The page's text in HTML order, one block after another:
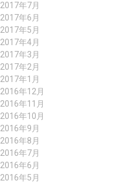
2017年7月
2017年6月
2017年5月
2017年4月
2017年3月
2017年2月
2017年1月
2016年12月
2016年11月
2016年10月
2016年9月
2016年8月
2016年7月
2016年6月
2016年5月